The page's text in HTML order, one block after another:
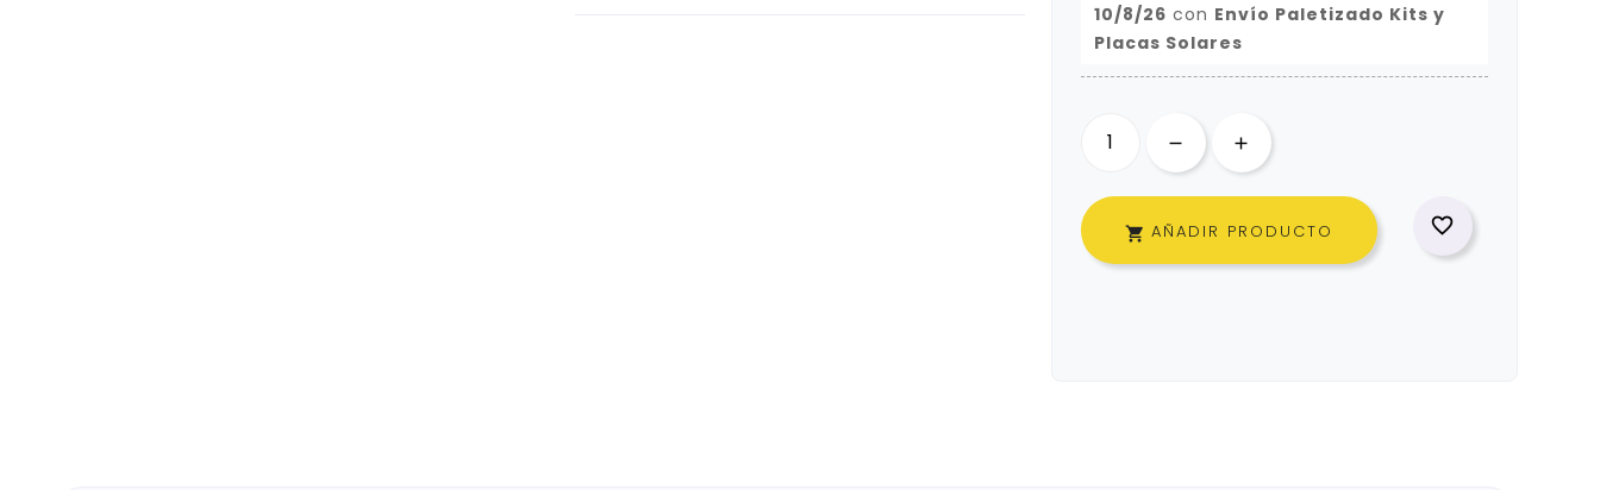
10/8/26 con Envío Paletizado Kits y
Placas Solares
 AÑADIR PRODUCTO 